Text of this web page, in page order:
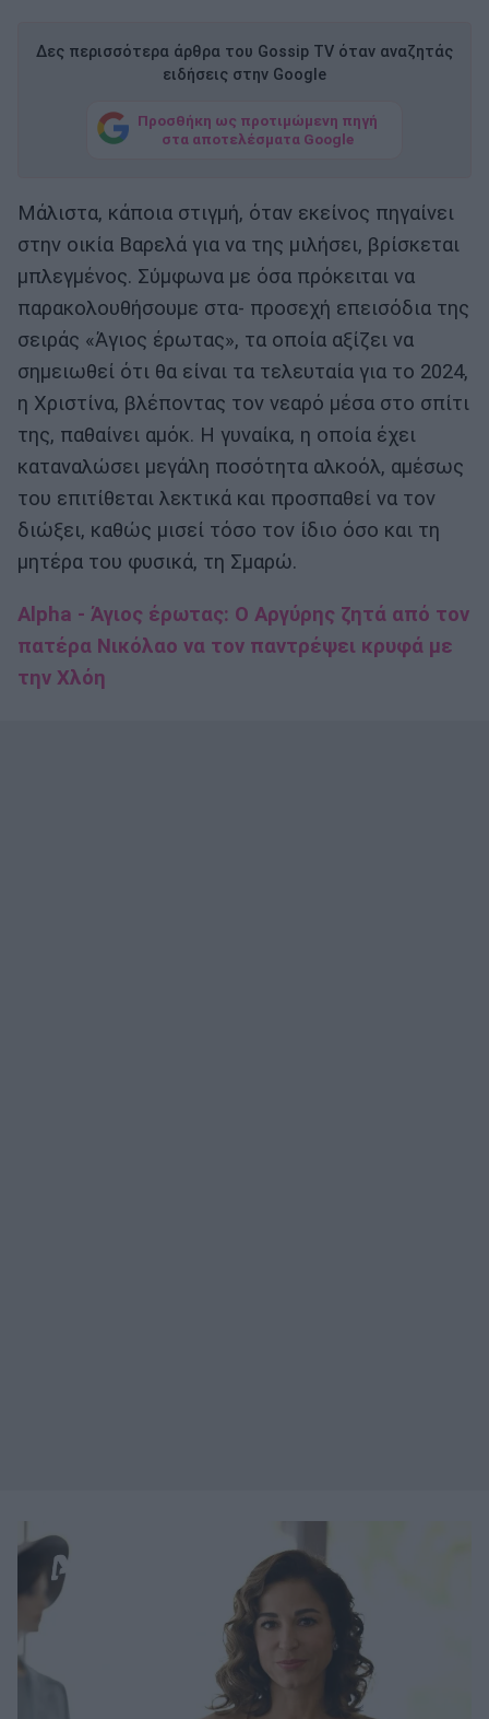
Δες περισσότερα άρθρα του Gossip TV όταν αναζητάς
ειδήσεις στην Google
Προσθήκη ως προτιμώμενη πηγή
στα αποτελέσματα Google
Μάλιστα, κάποια στιγμή, όταν εκείνος πηγαίνει
στην οικία Βαρελά για να της μιλήσει, βρίσκεται
μπλεγμένος. Σύμφωνα με όσα πρόκειται να
παρακολουθήσουμε στα- προσεχή επεισόδια της
σειράς «Άγιος έρωτας», τα οποία αξίζει να
σημειωθεί ότι θα είναι τα τελευταία για το 2024,
η Χριστίνα, βλέποντας τον νεαρό μέσα στο σπίτι
της, παθαίνει αμόκ. Η γυναίκα, η οποία έχει
καταναλώσει μεγάλη ποσότητα αλκοόλ, αμέσως
του επιτίθεται λεκτικά και προσπαθεί να τον
διώξει, καθώς μισεί τόσο τον ίδιο όσο και τη
μητέρα του φυσικά, τη Σμαρώ.
Alpha - Άγιος έρωτας: Ο Αργύρης ζητά από τον
πατέρα Νικόλαο να τον παντρέψει κρυφά με
την Χλόη